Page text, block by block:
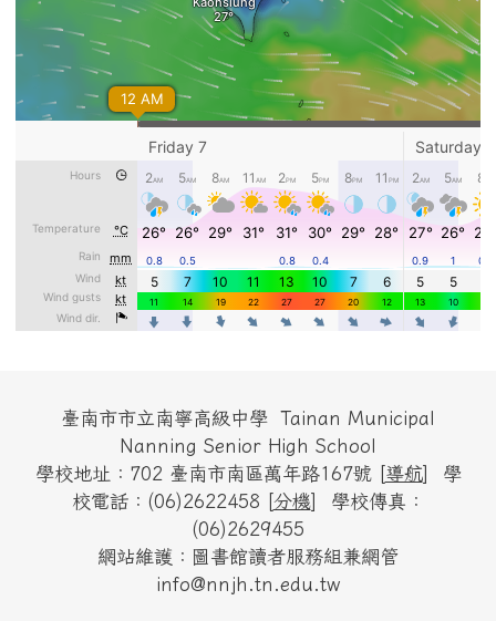
頁尾區域內容
臺南市市立南寧高級中學 Tainan Municipal
Nanning Senior High School
學校地址：702 臺南市南區萬年路167號 [導航] 學
校電話：(06)2622458 [分機] 學校傳真：
(06)2629455
網站維護：圖書館讀者服務組兼網管
info@nnjh.tn.edu.tw